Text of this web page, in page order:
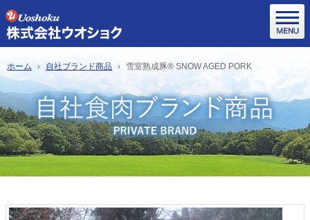
ホーム 自社ブランド商品 雪室熟成豚® SNOW AGED PORK